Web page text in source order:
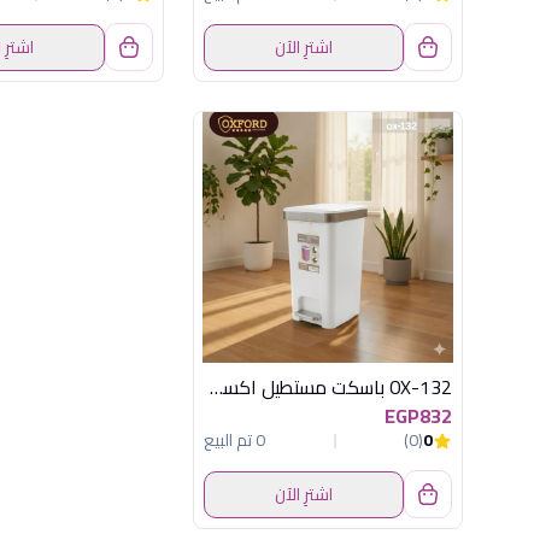
اشترِ الآن
اشترِ
OX-132 باسكت مستطيل اكسفورد
EGP832
0
(0)
0 تم البيع
اشترِ الآن